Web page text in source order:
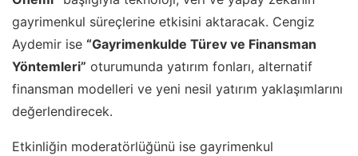
gayrimenkul süreçlerine etkisini aktaracak. Cengiz
Aydemir ise “Gayrimenkulde Türev ve Finansman
Yöntemleri” oturumunda yatırım fonları, alternatif
finansman modelleri ve yeni nesil yatırım yaklaşımlarını
değerlendirecek.
Etkinliğin moderatörlüğünü ise gayrimenkul